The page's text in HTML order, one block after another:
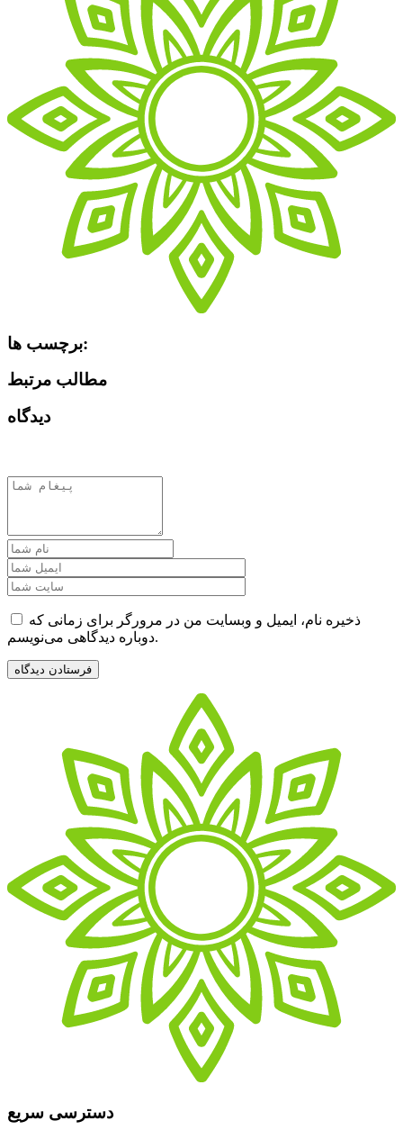
برچسب ها:
مطالب مرتبط
دیدگاه
ذخیره نام، ایمیل و وبسایت من در مرورگر برای زمانی که
دوباره دیدگاهی می‌نویسم.
دسترسی سریع